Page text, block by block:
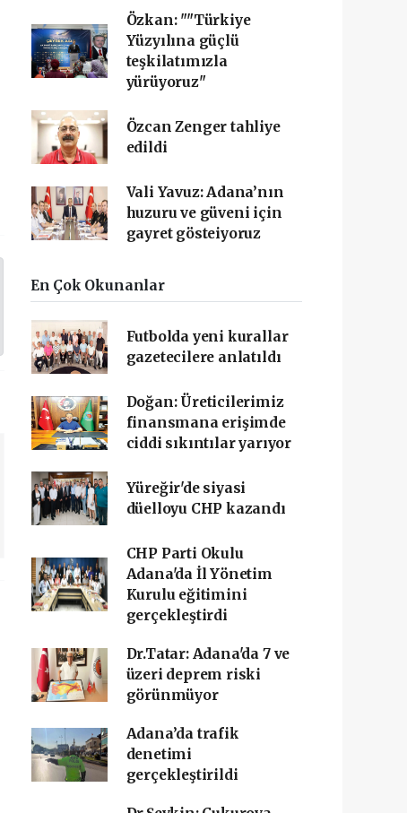
Özkan: ""Türkiye
Yüzyılına güçlü
teşkilatımızla
yürüyoruz"
Özcan Zenger tahliye
edildi
Vali Yavuz: Adana’nın
huzuru ve güveni için
gayret gösteiyoruz
En Çok Okunanlar
Futbolda yeni kurallar
gazetecilere anlatıldı
Doğan: Üreticilerimiz
finansmana erişimde
ciddi sıkıntılar yarıyor
Yüreğir'de siyasi
düelloyu CHP kazandı
CHP Parti Okulu
Adana'da İl Yönetim
Kurulu eğitimini
gerçekleştirdi
Dr.Tatar: Adana'da 7 ve
üzeri deprem riski
görünmüyor
Adana’da trafik
denetimi
gerçekleştirildi